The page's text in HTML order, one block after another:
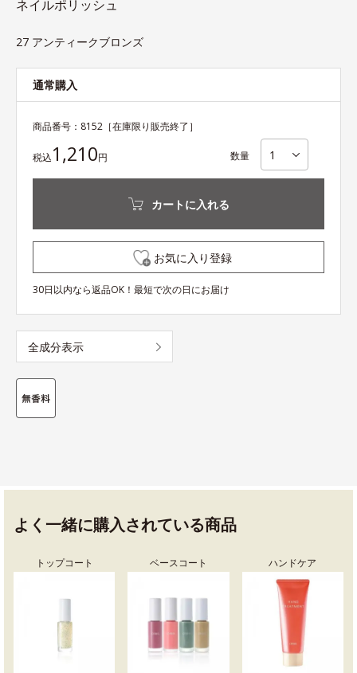
ネイルポリッシュ
27 アンティークブロンズ
通常購入
商品番号： 8152 ［在庫限り販売終了］
税込1,210円 数量
カートに入れる
お気に入り登録
30日以内なら返品OK！最短で次の日にお届け
全成分表示
よく一緒に購入されている商品
トップコート ベースコート ハンドケア